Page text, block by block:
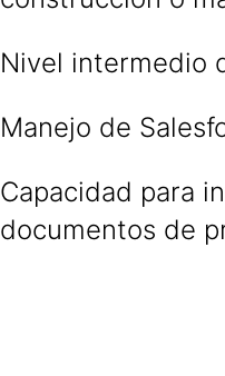
Nivel intermedio
Manejo de
Capacidad para
documentos de